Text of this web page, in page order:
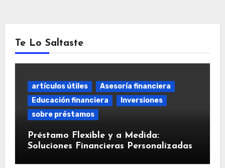
Te Lo Saltaste
artículos útiles
Asesoría financiera
Educación financiera
Inversiones
sobre préstamos
Préstamo Flexible y a Medida:
Soluciones Financieras Personalizadas